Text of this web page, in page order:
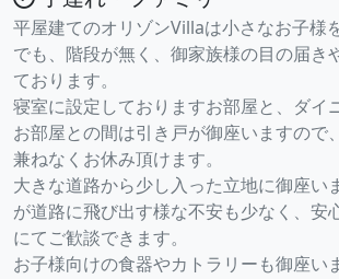
平屋建てのオリゾンVillaは小さなお子様
でも、階段が無く、御家族様の目の届き
ております。
寝室に設定しておりますお部屋と、ダイ
お部屋との間は引き戸が御座いますので
兼ねなくお休み頂けます。
大きな道路から少し入った立地に御座い
が道路に飛び出す様な不安も少なく、安
にてご歓談できます。
お子様向けの食器やカトラリーも御座い